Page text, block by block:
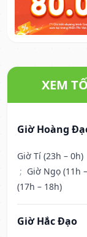
XEM
Giờ Hoàng
Giờ Tí (23h – 0h)
; Giờ Ngọ (11h
(17h – 18h)
Giờ Hắc Đạo